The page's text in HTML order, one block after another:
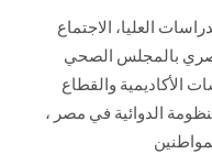
العليا، الاجتماع
بالمجلس الصحي
الأكاديمية والقطاع
الدوائية في مصر ،